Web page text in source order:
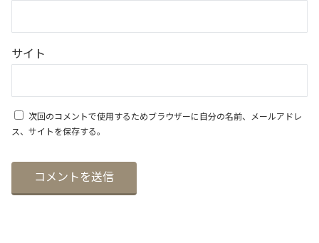
サイト
次回のコメントで使用するためブラウザーに自分の名前、メールアドレ
ス、サイトを保存する。